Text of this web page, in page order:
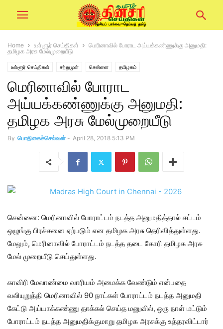
Home உள்ளூர் செய்திகள்
மெரினாவில் போராட அய்யக்கண்ணுக்கு அனுமதி:
தமிழக அரசு மேல்முறையீடு
உள்ளூர் செய்திகள் சற்றுமுன் சென்னை தமிழகம்
மெரினாவில் போராட
அய்யக்கண்ணுக்கு அனுமதி:
தமிழக அரசு மேல்முறையீடு
By பொதிகைச்செல்வன் - April 28, 2018 5:13 PM
சென்னை: மெரினாவில் போராட்டம் நடத்த அனுமதித்தால் சட்டம்
ஒழுங்கு பிரச்சனை ஏற்படும் என தமிழக அரசு தெரிவித்துள்ளது.
மேலும், மெரினாவில் போராட்டம் நடத்த தடை கோரி தமிழக அரசு
மேல் முறையீடு செய்துள்ளது.
காவிரி மேலாண்மை வாரியம் அமைக்க வேண்டும் என்பதை
வலியுறுத்தி மெரினாவில் 90 நாட்கள் போராட்டம் நடத்த அனுமதி
கேட்டு அய்யாக்கண்ணு தாக்கல் செய்த மனுவில், ஒரு நாள் மட்டும்
போராட்டம் நடத்த அனுமதிக்குமாறு தமிழக அரசுக்கு உத்தரவிட்டார்